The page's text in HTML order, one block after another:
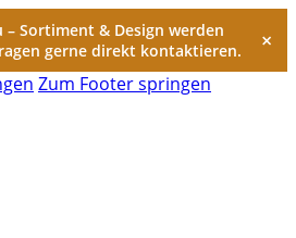
– Sortiment & Design werden
gerne direkt kontaktieren.
×
Zum Footer springen